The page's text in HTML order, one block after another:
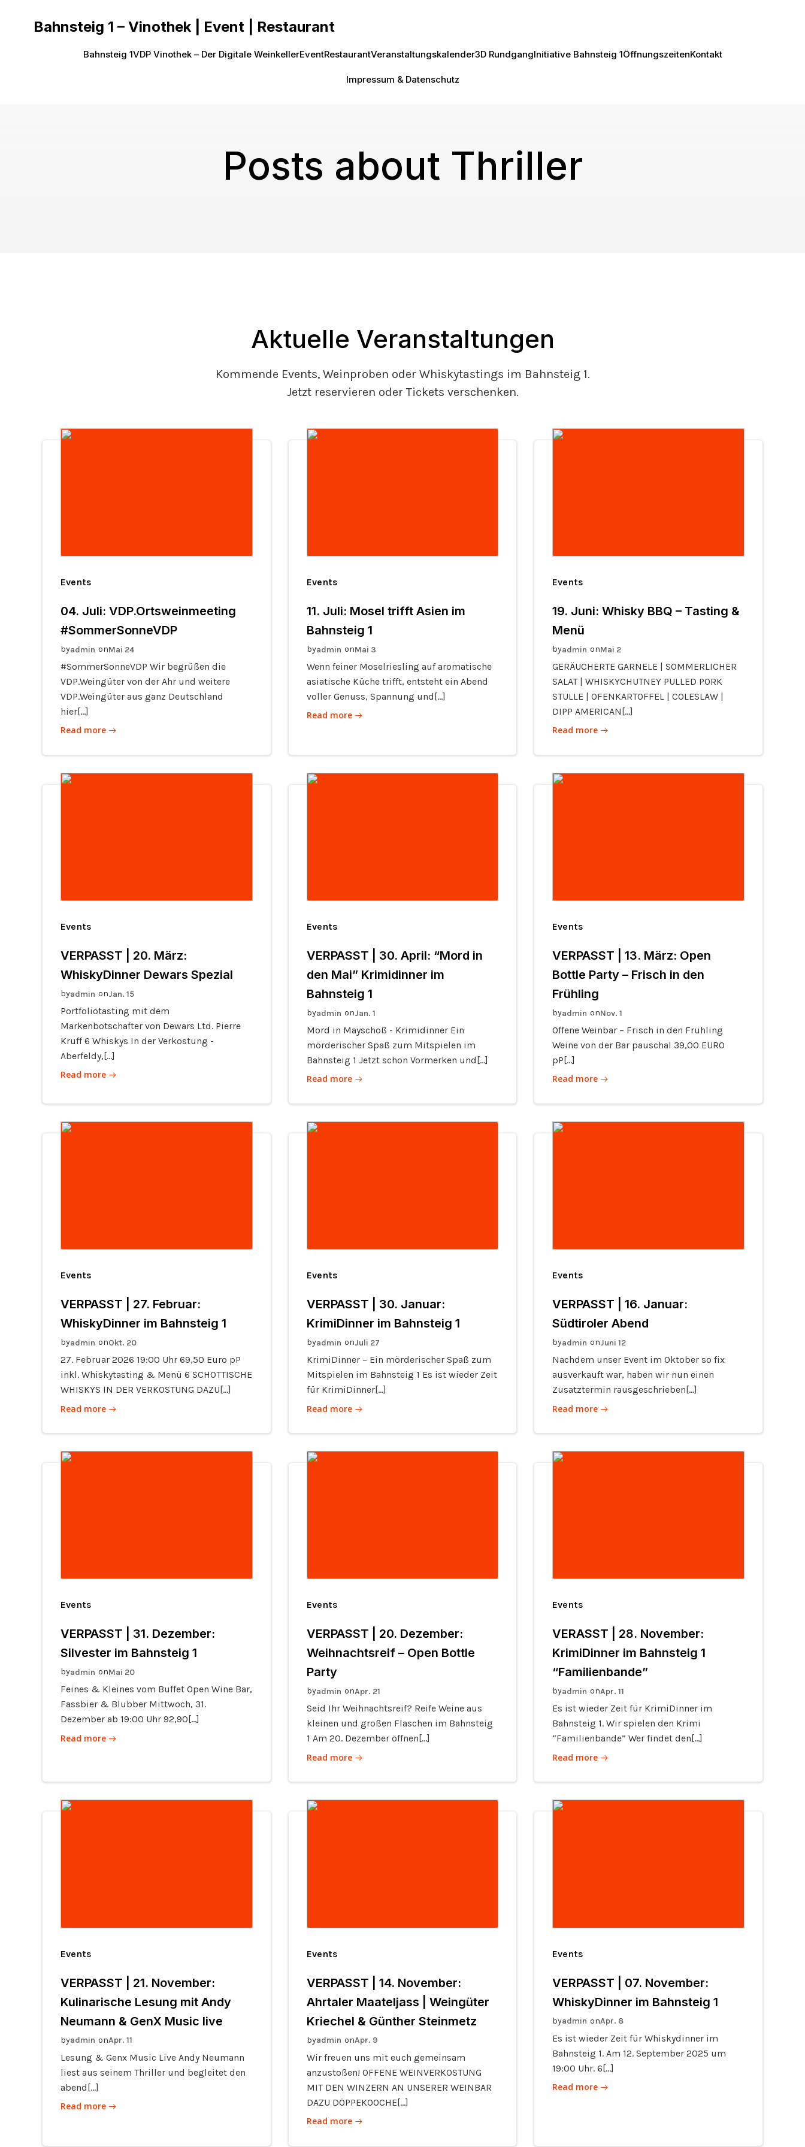
Bahnsteig 1 – Vinothek | Event | Restaurant
Bahnsteig 1VDP Vinothek – Der Digitale WeinkellerEventRestaurantVeranstaltungskalender3D RundgangInitiative Bahnsteig 1ÖffnungszeitenKontakt
Impressum & Datenschutz
Posts about Thriller
Aktuelle Veranstaltungen
Kommende Events, Weinproben oder Whiskytastings im Bahnsteig 1.
Jetzt reservieren oder Tickets verschenken.
Events
04. Juli: VDP.Ortsweinmeeting
#SommerSonneVDP
byadmin onMai 24
#SommerSonneVDP Wir begrüßen die
VDP.Weingüter von der Ahr und weitere
VDP.Weingüter aus ganz Deutschland
hier[…]
Read more
Events
11. Juli: Mosel trifft Asien im
Bahnsteig 1
byadmin onMai 3
Wenn feiner Moselriesling auf aromatische
asiatische Küche trifft, entsteht ein Abend
voller Genuss, Spannung und[…]
Read more
Events
19. Juni: Whisky BBQ – Tasting &
Menü
byadmin onMai 2
GERÄUCHERTE GARNELE | SOMMERLICHER
SALAT | WHISKYCHUTNEY PULLED PORK
STULLE | OFENKARTOFFEL | COLESLAW |
DIPP AMERICAN[…]
Read more
Events
VERPASST | 20. März:
WhiskyDinner Dewars Spezial
byadmin onJan. 15
Portfoliotasting mit dem
Markenbotschafter von Dewars Ltd. Pierre
Kruff 6 Whiskys In der Verkostung -
Aberfeldy,[…]
Read more
Events
VERPASST | 30. April: “Mord in
den Mai” Krimidinner im
Bahnsteig 1
byadmin onJan. 1
Mord in Mayschoß - Krimidinner Ein
mörderischer Spaß zum Mitspielen im
Bahnsteig 1 Jetzt schon Vormerken und[…]
Read more
Events
VERPASST | 13. März: Open
Bottle Party – Frisch in den
Frühling
byadmin onNov. 1
Offene Weinbar – Frisch in den Frühling
Weine von der Bar pauschal 39,00 EURO
pP[…]
Read more
Events
VERPASST | 27. Februar:
WhiskyDinner im Bahnsteig 1
byadmin onOkt. 20
27. Februar 2026 19:00 Uhr 69,50 Euro pP
inkl. Whiskytasting & Menü 6 SCHOTTISCHE
WHISKYS IN DER VERKOSTUNG DAZU[…]
Read more
Events
VERPASST | 30. Januar:
KrimiDinner im Bahnsteig 1
byadmin onJuli 27
KrimiDinner – Ein mörderischer Spaß zum
Mitspielen im Bahnsteig 1 Es ist wieder Zeit
für KrimiDinner[…]
Read more
Events
VERPASST | 16. Januar:
Südtiroler Abend
byadmin onJuni 12
Nachdem unser Event im Oktober so fix
ausverkauft war, haben wir nun einen
Zusatztermin rausgeschrieben[…]
Read more
Events
VERPASST | 31. Dezember:
Silvester im Bahnsteig 1
byadmin onMai 20
Feines & Kleines vom Buffet Open Wine Bar,
Fassbier & Blubber Mittwoch, 31.
Dezember ab 19:00 Uhr 92,90[…]
Read more
Events
VERPASST | 20. Dezember:
Weihnachtsreif – Open Bottle
Party
byadmin onApr. 21
Seid Ihr Weihnachtsreif? Reife Weine aus
kleinen und großen Flaschen im Bahnsteig
1 Am 20. Dezember öffnen[…]
Read more
Events
VERASST | 28. November:
KrimiDinner im Bahnsteig 1
“Familienbande”
byadmin onApr. 11
Es ist wieder Zeit für KrimiDinner im
Bahnsteig 1. Wir spielen den Krimi
“Familienbande” Wer findet den[…]
Read more
Events
VERPASST | 21. November:
Kulinarische Lesung mit Andy
Neumann & GenX Music live
byadmin onApr. 11
Lesung & Genx Music Live Andy Neumann
liest aus seinem Thriller und begleitet den
abend[…]
Read more
Events
VERPASST | 14. November:
Ahrtaler Maateljass | Weingüter
Kriechel & Günther Steinmetz
byadmin onApr. 9
Wir freuen uns mit euch gemeinsam
anzustoßen! OFFENE WEINVERKOSTUNG
MIT DEN WINZERN AN UNSERER WEINBAR
DAZU DÖPPEKOOCHE[…]
Read more
Events
VERPASST | 07. November:
WhiskyDinner im Bahnsteig 1
byadmin onApr. 8
Es ist wieder Zeit für Whiskydinner im
Bahnsteig 1. Am 12. September 2025 um
19:00 Uhr. 6[…]
Read more